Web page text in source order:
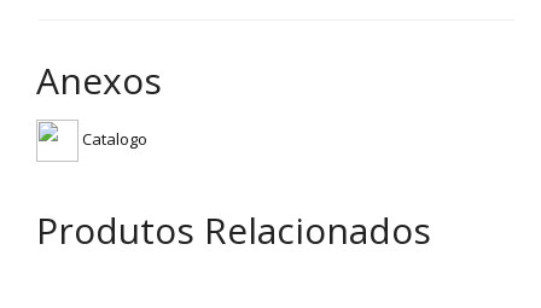
Anexos
Catalogo
Produtos Relacionados